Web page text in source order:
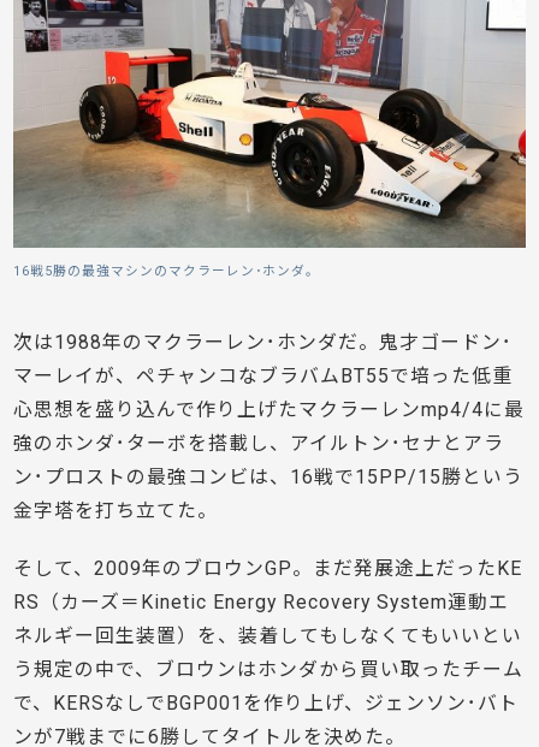
16戦5勝の最強マシンのマクラーレン･ホンダ。
次は1988年のマクラーレン･ホンダだ。鬼才ゴードン･
マーレイが、ペチャンコなブラバムBT55で培った低重
心思想を盛り込んで作り上げたマクラーレンmp4/4に最
強のホンダ･ターボを搭載し、アイルトン･セナとアラ
ン･プロストの最強コンビは、16戦で15PP/15勝という
金字塔を打ち立てた。
そして、2009年のブロウンGP。まだ発展途上だったKE
RS（カーズ＝Kinetic Energy Recovery System運動エ
ネルギー回生装置）を、装着してもしなくてもいいとい
う規定の中で、ブロウンはホンダから買い取ったチーム
で、KERSなしでBGP001を作り上げ、ジェンソン･バト
ンが7戦までに6勝してタイトルを決めた。